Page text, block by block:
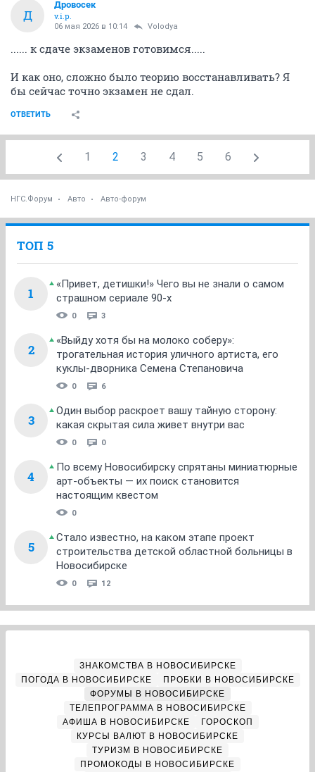
Д
Дровосек
v.i.p.
06 мая 2026 в 10:14 Volodya
...... к сдаче экзаменов готовимся.....
И как оно, сложно было теорию восстанавливать? Я
бы сейчас точно экзамен не сдал.
ОТВЕТИТЬ
1 2 3 4 5 6
НГС.Форум Авто Авто-форум
ТОП 5
1
«Привет, детишки!» Чего вы не знали о самом
страшном сериале 90-х
0 3
2
«Выйду хотя бы на молоко соберу»:
трогательная история уличного артиста, его
куклы-дворника Семена Степановича
0 6
3
Один выбор раскроет вашу тайную сторону:
какая скрытая сила живет внутри вас
0 0
4
По всему Новосибирску спрятаны миниатюрные
арт-объекты — их поиск становится
настоящим квестом
0
5
Стало известно, на каком этапе проект
строительства детской областной больницы в
Новосибирске
0 12
ЗНАКОМСТВА В НОВОСИБИРСКЕ
ПОГОДА В НОВОСИБИРСКЕ
ПРОБКИ В НОВОСИБИРСКЕ
ФОРУМЫ В НОВОСИБИРСКЕ
ТЕЛЕПРОГРАММА В НОВОСИБИРСКЕ
АФИША В НОВОСИБИРСКЕ
ГОРОСКОП
КУРСЫ ВАЛЮТ В НОВОСИБИРСКЕ
ТУРИЗМ В НОВОСИБИРСКЕ
ПРОМОКОДЫ В НОВОСИБИРСКЕ